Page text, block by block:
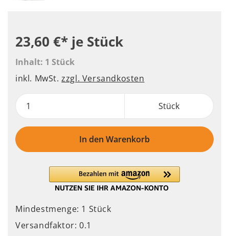
23,60 €* je Stück
Inhalt: 1 Stück
inkl. MwSt.zzgl. Versandkosten
Stück
In den Warenkorb
Mindestmenge: 1 Stück
Versandfaktor: 0.1